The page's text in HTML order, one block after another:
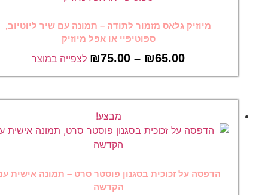
מיוזיק גלאס מזמור לתודה – תמונה עם שיר ליוטיוב,
ספוטיפיי או אפל מיוזיק
₪65.00
–
₪75.00 לצפייה במוצר
מבצע!
הדפסה על זכוכית בסגנון פוסטר סרט – תמונה אישית עם
הקדשה